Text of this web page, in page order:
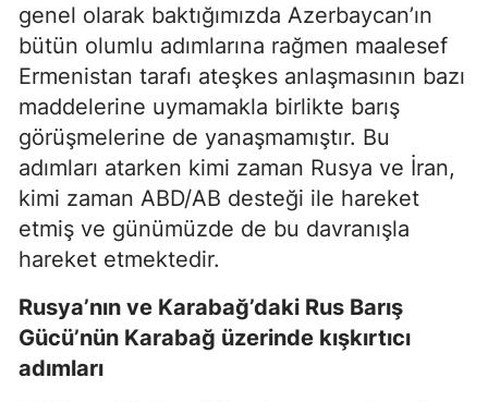
genel olarak baktığımızda Azerbaycan’ın
bütün olumlu adımlarına rağmen maalesef
Ermenistan tarafı ateşkes anlaşmasının bazı
maddelerine uymamakla birlikte barış
görüşmelerine de yanaşmamıştır. Bu
adımları atarken kimi zaman Rusya ve İran,
kimi zaman ABD/AB desteği ile hareket
etmiş ve günümüzde de bu davranışla
hareket etmektedir.
Rusya’nın ve Karabağ’daki Rus Barış
Gücü’nün Karabağ üzerinde kışkırtıcı
adımları